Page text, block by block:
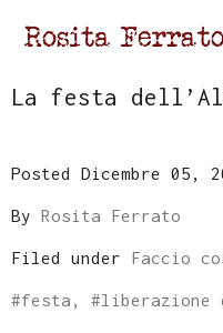
La festa
Posted Dicembre 05,
By Rosita Ferrato
Filed under Faccio
#festa , #liberazione